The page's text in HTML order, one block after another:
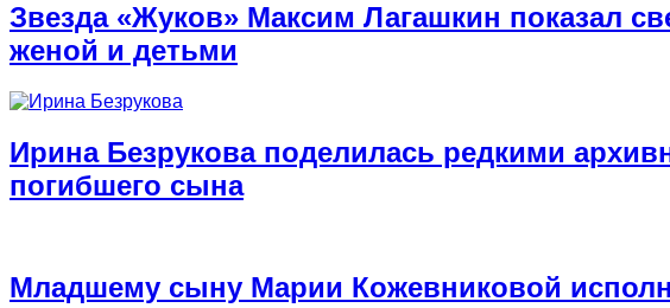
Звезда «Жуков» Максим Лагашкин показал
женой и детьми
Ирина Безрукова поделилась редкими
погибшего сына
Младшему сыну Марии Кожевниковой